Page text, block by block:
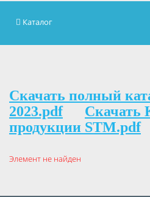
Каталог
Скачать полный
2023.pdf
Скачать
продукции STM.pdf
Элемент не найден